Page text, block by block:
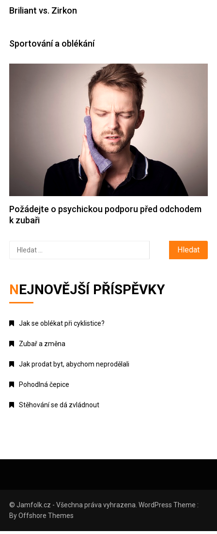
Briliant vs. Zirkon
Sportování a oblékání
Požádejte o psychickou podporu před odchodem
k zubaři
Vyhledávání
NEJNOVĚJŠÍ PŘÍSPĚVKY
Jak se oblékat při cyklistice?
Zubař a změna
Jak prodat byt, abychom neprodělali
Pohodlná čepice
Stěhování se dá zvládnout
© Jamfolk.cz - Všechna práva vyhrazena. WordPress Theme :
ByOffshore Themes